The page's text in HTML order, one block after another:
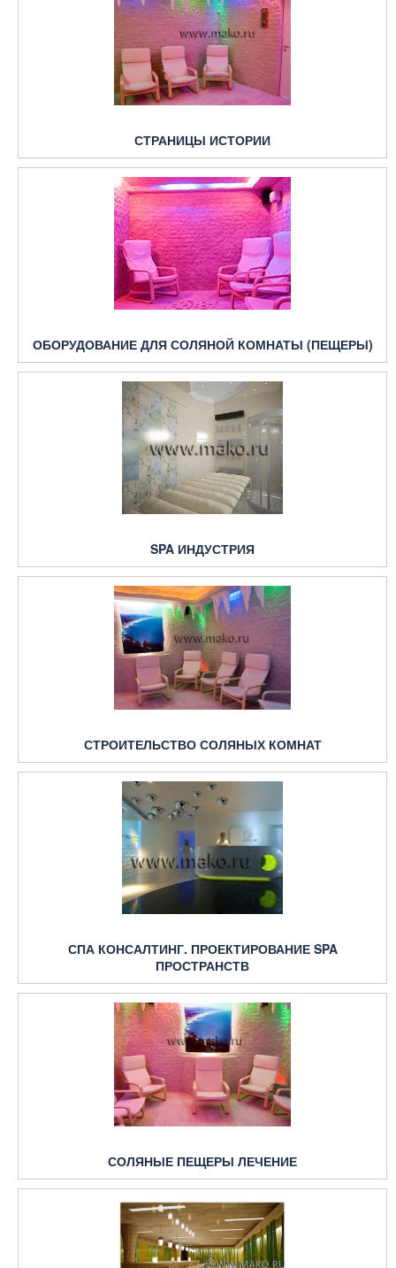
СТРАНИЦЫ ИСТОРИИ
ОБОРУДОВАНИЕ ДЛЯ СОЛЯНОЙ КОМНАТЫ (ПЕЩЕРЫ)
SPA ИНДУСТРИЯ
СТРОИТЕЛЬСТВО СОЛЯНЫХ КОМНАТ
СПА КОНСАЛТИНГ. ПРОЕКТИРОВАНИЕ SPA
ПРОСТРАНСТВ
СОЛЯНЫЕ ПЕЩЕРЫ ЛЕЧЕНИЕ